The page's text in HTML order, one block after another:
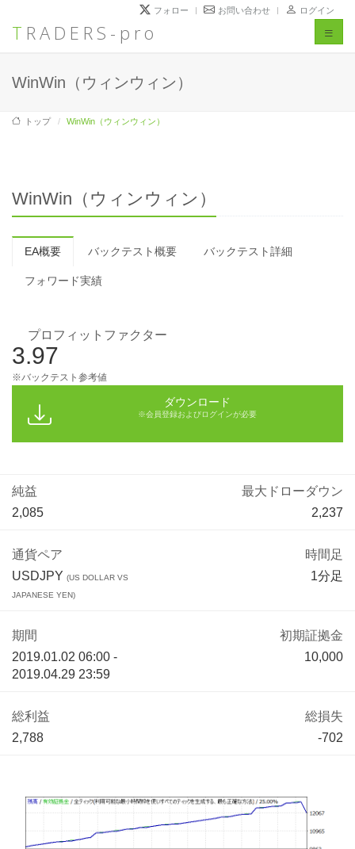
TRADERS-pro
フォロー お問い合わせ ログイン
Toggle
WinWin（ウィンウィン）
トップ WinWin（ウィンウィン）
WinWin（ウィンウィン）
EA概要 バックテスト概要 バックテスト詳細
フォワード実績
プロフィットファクター
3.97
※バックテスト参考値
ダウンロード
※会員登録およびログインが必要
純益
2,085
最大ドローダウン
2,237
通貨ペア
USDJPY (US DOLLAR VS
JAPANESE YEN)
時間足
1分足
期間
2019.01.02 06:00 -
2019.04.29 23:59
初期証拠金
10,000
総利益
2,788
総損失
-702